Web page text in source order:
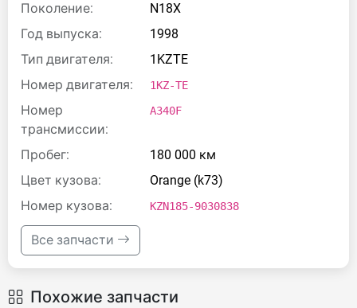
Поколение:
N18X
Год выпуска:
1998
Тип двигателя:
1KZTE
Номер двигателя:
1KZ-TE
Номер
трансмиссии:
A340F
Пробег:
180 000 км
Цвет кузова:
Orange (k73)
Номер кузова:
KZN185-9030838
Все запчасти
Похожие запчасти